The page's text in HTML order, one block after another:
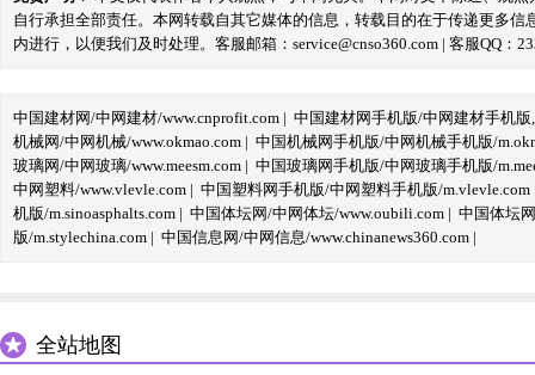
自行承担全部责任。本网转载自其它媒体的信息，转载目的在于传递更多
内进行，以便我们及时处理。客服邮箱：service@cnso360.com | 客服QQ：
中国建材网/中网建材/www.cnprofit.com | 中国建材网手机版/中网建材手机版
机械网/中网机械/www.okmao.com | 中国机械网手机版/中网机械手机版/
玻璃网/中网玻璃/www.meesm.com | 中国玻璃网手机版/中网玻璃手机版/
中网塑料/www.vlevle.com | 中国塑料网手机版/中网塑料手机版/m.vlevle.com
机版/m.sinoasphalts.com | 中国体坛网/中网体坛/www.oubili.com | 中国体坛
版/m.stylechina.com | 中国信息网/中网信息/www.chinanews360.com |
全站地图